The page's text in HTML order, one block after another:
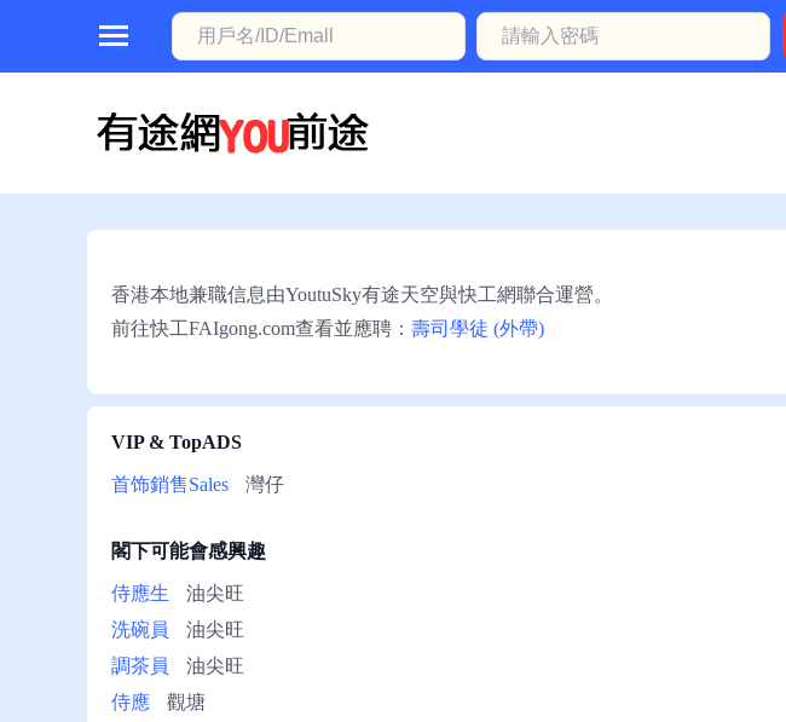
本
香港本地兼職信息由YoutuSky有途天空與快工網聯合運營。
前往快工FAIgong.com查看並應聘： 壽司學徒 (外帶)
VIP & TopADS
首饰銷售Sales 灣仔
閣下可能會感興趣
侍應生
油尖旺
洗碗員
油尖旺
調茶員
油尖旺
侍應
觀塘